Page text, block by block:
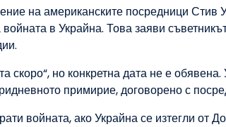
на американските посредници
в Украйна. Това заяви
скоро“, но конкретна дата не е
примирие, договорено с
войната, ако Украйна се изтегли от